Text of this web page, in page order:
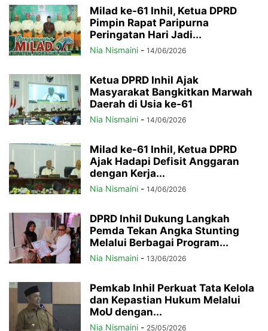
Milad ke-61 Inhil, Ketua DPRD
Pimpin Rapat Paripurna
Peringatan Hari Jadi...
Nia Nismaini - 14/06/2026
Ketua DPRD Inhil Ajak
Masyarakat Bangkitkan Marwah
Daerah di Usia ke-61
Nia Nismaini - 14/06/2026
Milad ke-61 Inhil, Ketua DPRD
Ajak Hadapi Defisit Anggaran
dengan Kerja...
Nia Nismaini - 14/06/2026
DPRD Inhil Dukung Langkah
Pemda Tekan Angka Stunting
Melalui Berbagai Program...
Nia Nismaini - 13/06/2026
Pemkab Inhil Perkuat Tata Kelola
dan Kepastian Hukum Melalui
MoU dengan...
Nia Nismaini - 25/05/2026